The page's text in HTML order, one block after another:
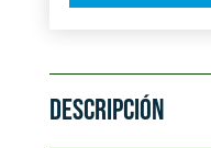
TIPO
FSK
DESCRIPCIÓN